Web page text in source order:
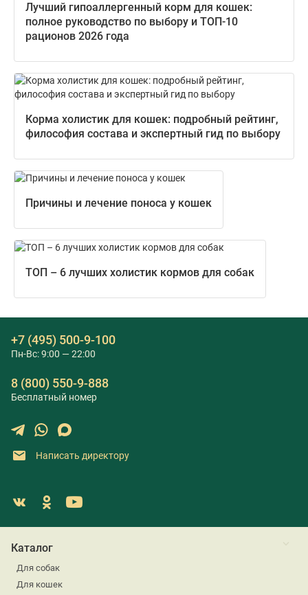
Лучший гипоаллергенный корм для кошек:
полное руководство по выбору и ТОП-10
рационов 2026 года
Корма холистик для кошек: подробный рейтинг,
философия состава и экспертный гид по выбору
Причины и лечение поноса у кошек
ТОП – 6 лучших холистик кормов для собак
+7 (495) 500-9-100
Пн-Вс: 9:00 — 22:00
8 (800) 550-9-888
Бесплатный номер
Написать директору
Каталог
Для собак
Для кошек